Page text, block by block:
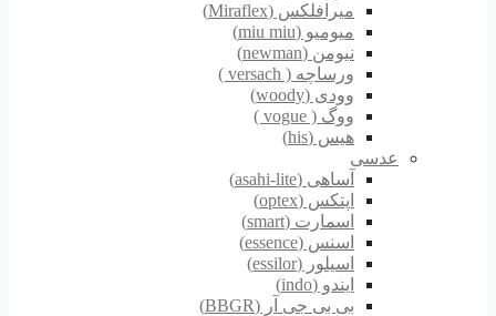
میرافلکس (Miraflex)
میومیو (miu miu)
نیومن (newman)
ورساچه ( versach )
وودی (woody)
ووگ ( vogue )
هیس (his)
عدسی
آساهی (asahi-lite)
اپتکس (optex)
اسمارت (smart)
اسنس (essence)
اسیلور (essilor)
ایندو (indo)
بی بی جی آر (BBGR)